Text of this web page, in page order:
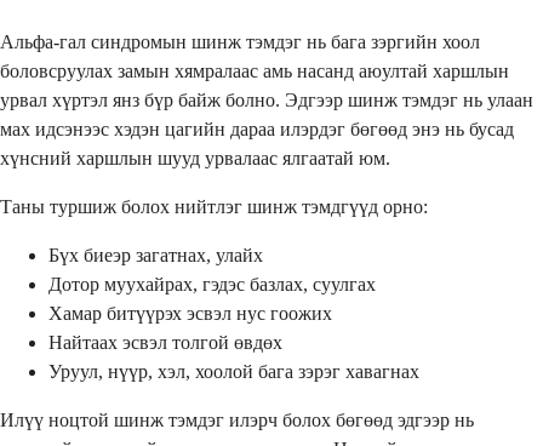
Альфа-гал синдромын шинж тэмдэг нь бага зэргийн хоол
боловсруулах замын хямралаас амь насанд аюултай харшлын
урвал хүртэл янз бүр байж болно. Эдгээр шинж тэмдэг нь улаан
мах идсэнээс хэдэн цагийн дараа илэрдэг бөгөөд энэ нь бусад
хүнсний харшлын шууд урвалаас ялгаатай юм.
Таны туршиж болох нийтлэг шинж тэмдгүүд орно:
Бүх биеэр загатнах, улайх
Дотор муухайрах, гэдэс базлах, суулгах
Хамар битүүрэх эсвэл нус гоожих
Найтаах эсвэл толгой өвдөх
Уруул, нүүр, хэл, хоолой бага зэрэг хавагнах
Илүү ноцтой шинж тэмдэг илэрч болох бөгөөд эдгээр нь